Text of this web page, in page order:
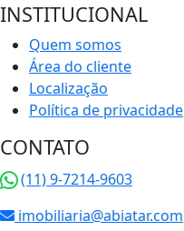
INSTITUCIONAL
Quem somos
Área do cliente
Localização
Política de privacidade
CONTATO
(11) 9-7214-9603
imobiliaria@abiatar.com